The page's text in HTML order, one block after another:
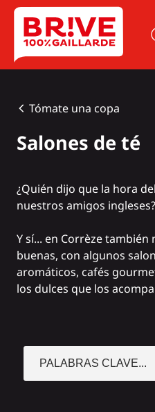
Panel de gestión de cookies
Tómate una copa
Salones de té
¿Quién dijo que la hora
nuestros amigos ingleses?
Y sí... en Corrèze también
buenas, con algunos
aromáticos, cafés
los dulces que los
PALABRAS CLAVE...